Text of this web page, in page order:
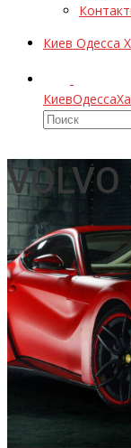
Киев Одесса
КиевОдесса